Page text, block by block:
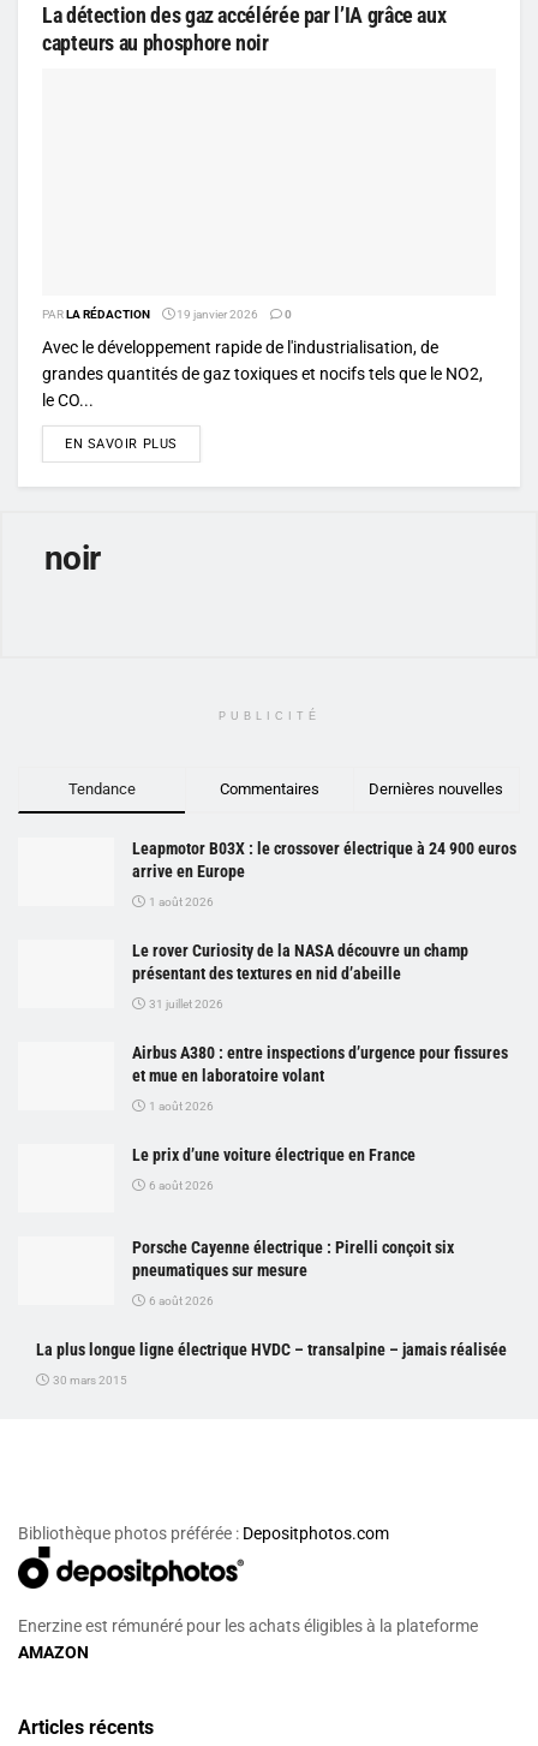
La détection des gaz accélérée par l’IA grâce aux
capteurs au phosphore noir
PARLA RÉDACTION 19 janvier 2026 0
Avec le développement rapide de l'industrialisation, de
grandes quantités de gaz toxiques et nocifs tels que le NO2,
le CO...
EN SAVOIR PLUS
noir
PUBLICITÉ
Tendance Commentaires Dernières nouvelles
Leapmotor B03X : le crossover électrique à 24 900 euros
arrive en Europe
1 août 2026
Le rover Curiosity de la NASA découvre un champ
présentant des textures en nid d’abeille
31 juillet 2026
Airbus A380 : entre inspections d’urgence pour fissures
et mue en laboratoire volant
1 août 2026
Le prix d’une voiture électrique en France
6 août 2026
Porsche Cayenne électrique : Pirelli conçoit six
pneumatiques sur mesure
6 août 2026
La plus longue ligne électrique HVDC – transalpine – jamais réalisée
30 mars 2015
Bibliothèque photos préférée : Depositphotos.com
Enerzine est rémunéré pour les achats éligibles à la plateforme
AMAZON
Articles récents